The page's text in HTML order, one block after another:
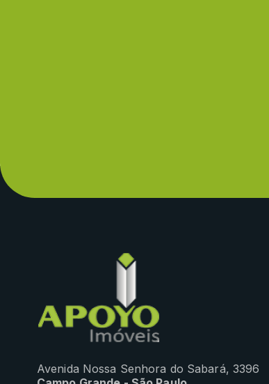
Avenida Nossa Senhora do Sabará, 3396